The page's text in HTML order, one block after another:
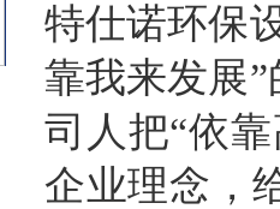
特仕诺环保
靠我来发展
司人把“依
企业理念，